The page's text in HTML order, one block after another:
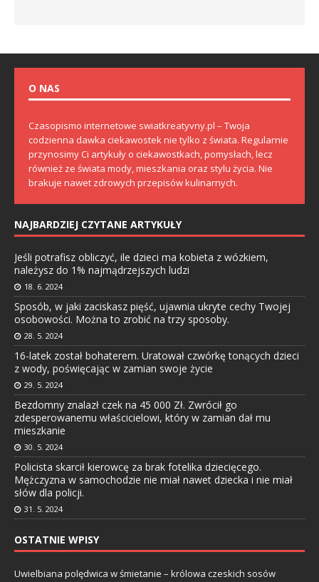
O NAS
Czasopismo internetowe swiatkreatyvny.pl – Twoja
codzienna dawka ciekawostek nie tylko z świata. Regularnie
przynosimy Ci artykuły o ciekawostkach, pomysłach, lecz
również ze świata mody, mieszkania oraz stylu życia. Nie
brakuje nawet zdrowych przepisów kulinarnych.
NAJBARDZIEJ CZYTANE ARTYKUŁY
Jeśli potrafisz obliczyć, ile dzieci ma kobieta z wózkiem,
należysz do 1% najmądrzejszych ludzi
18. 6. 2024
Sposób, w jaki zaciskasz pięść, ujawnia ukryte cechy Twojej
osobowości. Można to zrobić na trzy sposoby.
28. 5. 2024
16-latek został bohaterem. Uratował czwórkę tonących dzieci
z wody, poświęcając w zamian swoje życie
29. 5. 2024
Bezdomny znalazł czek na 45 000 Zł. Zwrócił go
zdesperowanemu właścicielowi, który w zamian dał mu
mieszkanie
30. 5. 2024
Policista skarcił kierowcę za brak fotelika dziecięcego.
Mężczyzna w samochodzie nie miał nawet dziecka i nie miał
słów dla policji.
31. 5. 2024
OSTATNIE WPISY
Uwielbiana polędwica w śmietanie – królowa czeskich sosów